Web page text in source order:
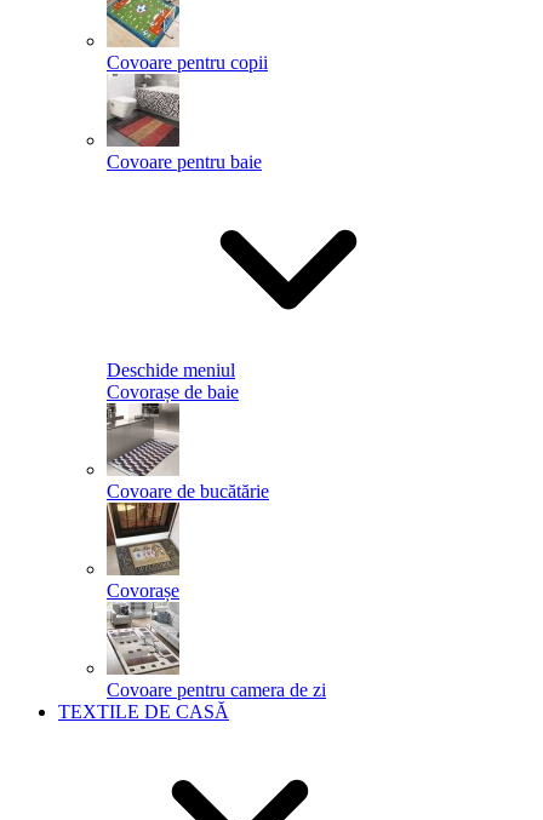
Covoare pentru copii
Covoare pentru baie
Deschide meniul
Covorașe de baie
Covoare de bucătărie
Covorașe
Covoare pentru camera de zi
TEXTILE DE CASĂ